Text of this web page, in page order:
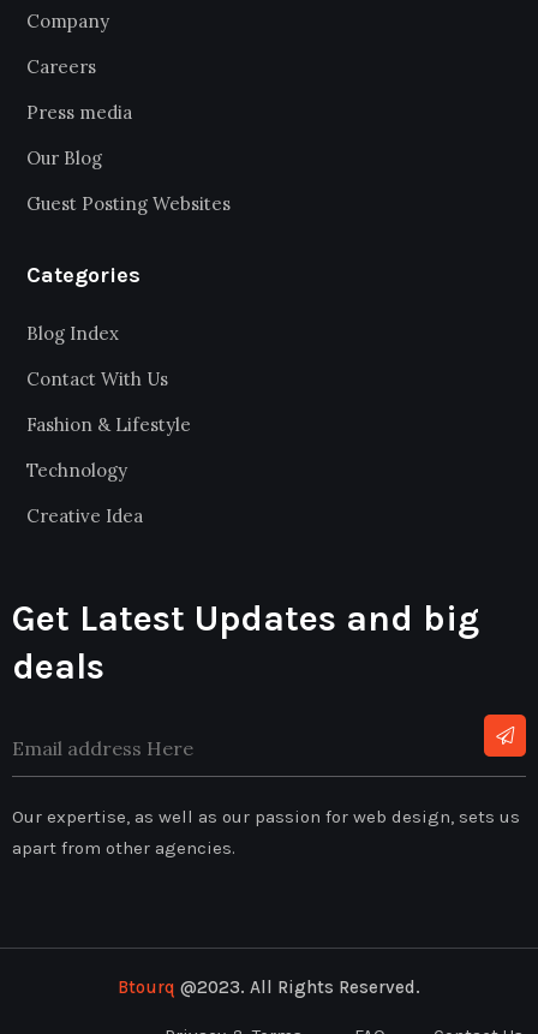
Company
Careers
Press media
Our Blog
Guest Posting Websites
Categories
Blog Index
Contact With Us
Fashion & Lifestyle
Technology
Creative Idea
Get Latest Updates and big
deals
Our expertise, as well as our passion for web design, sets us
apart from other agencies.
Btourq @2023. All Rights Reserved.